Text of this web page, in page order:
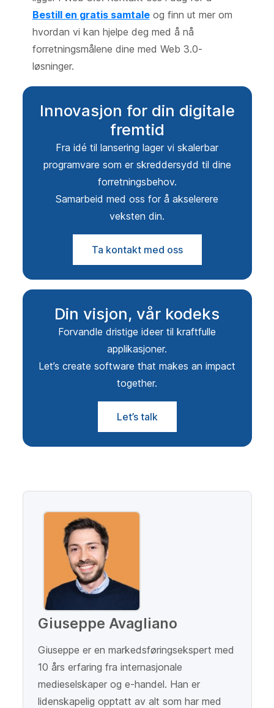
Bestill en gratis samtaleog finn ut mer om
hvordan vi kan hjelpe deg med å nå
forretningsmålene dine med Web 3.0-
løsninger.
Innovasjon for din digitale
fremtid
Fra idé til lansering lager vi skalerbar
programvare som er skreddersydd til dine
forretningsbehov.
Samarbeid med oss for å akselerere
veksten din.
Ta kontakt med oss
Din visjon, vår kodeks
Forvandle dristige ideer til kraftfulle
applikasjoner.
Let’s create software that makes an impact
together.
Let’s talk
Giuseppe Avagliano
Giuseppe er en markedsføringsekspert med
10 års erfaring fra internasjonale
medieselskaper og e-handel. Han er
lidenskapelig opptatt av alt som har med